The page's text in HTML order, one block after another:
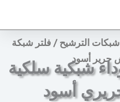
الترشيح/ فلتر شبكة
حرير أسود
شبكية سلكية
أسود